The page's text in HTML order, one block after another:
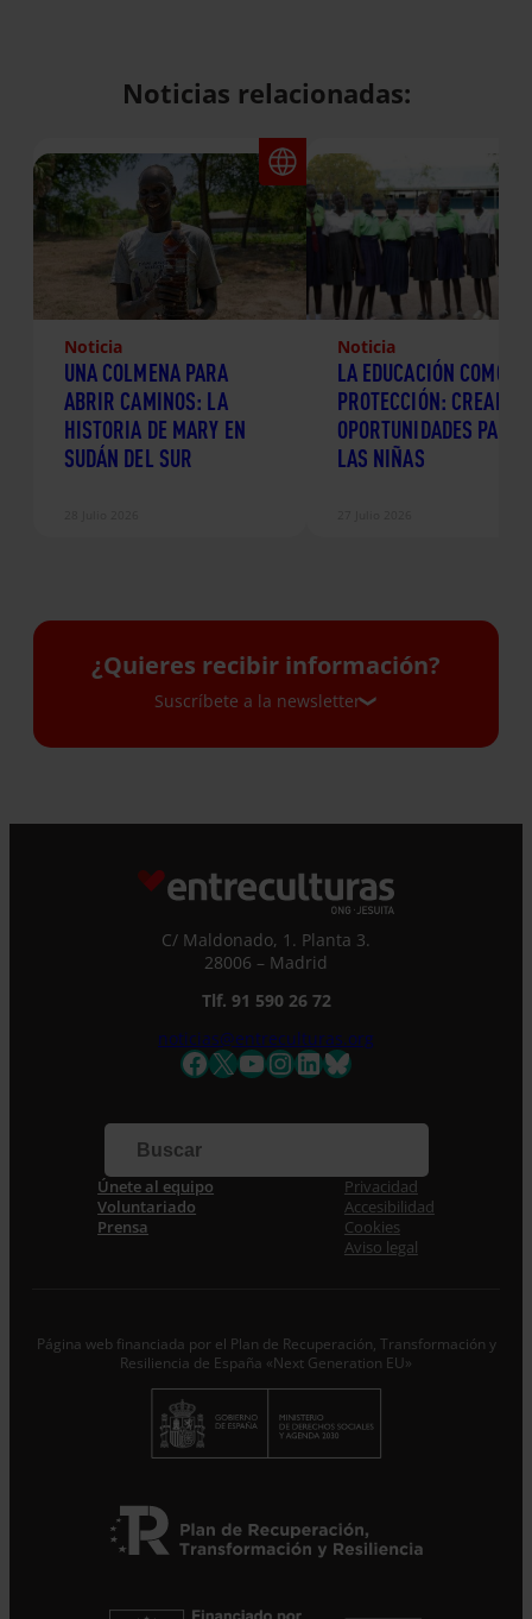
Noticias relacionadas:
Noticia
UNA COLMENA PARA
ABRIR CAMINOS: LA
HISTORIA DE MARY EN
SUDÁN DEL SUR
Noticia
LA EDUCACIÓN COMO
PROTECCIÓN: CREANDO
OPORTUNIDADES PARA
LAS NIÑAS
¿Quieres recibir información?
Suscríbete a la newsletter
y los correos puntuales en los que te
ofrecemos información, no dejes de completar
este formulario. Al instante, te daremos de
alta en nuestra base de datos y podrás estar
al tanto de todas las novedades.
Correo electrónico *
Acepto laPolítica de Privacidad*
Desde ENTRECULTURAS FE Y ALEGRÍA ESPAÑA
trataremos los datos aportados en calidad de
Responsable del tratamiento con la finalidad de…Seguir
C/ Maldonado, 1. Planta 3.
28006 – Madrid
Tlf. 91 590 26 72
noticias@entreculturas.org
Facebook
X YouTube
Instagram
LinkedIn
Bluesky
Únete al equipo
Voluntariado
Prensa
Privacidad
Accesibilidad
Cookies
Aviso legal
Página web financiada por el Plan de Recuperación, Transformación y
Resiliencia de España «Next Generation EU»